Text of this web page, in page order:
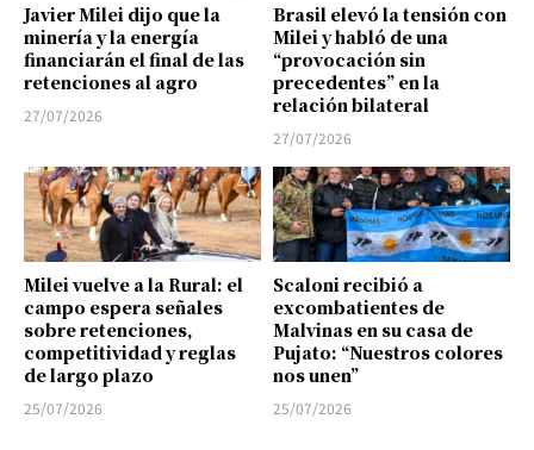
Javier Milei dijo que la
minería y la energía
financiarán el final de las
retenciones al agro
27/07/2026
Brasil elevó la tensión con
Milei y habló de una
“provocación sin
precedentes” en la
relación bilateral
27/07/2026
Milei vuelve a la Rural: el
campo espera señales
sobre retenciones,
competitividad y reglas
de largo plazo
25/07/2026
Scaloni recibió a
excombatientes de
Malvinas en su casa de
Pujato: “Nuestros colores
nos unen”
25/07/2026